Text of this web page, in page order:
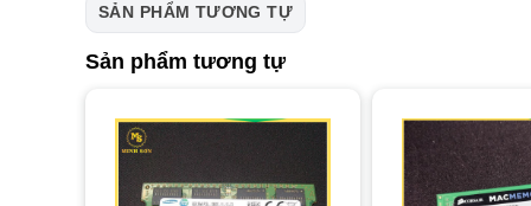
SẢN PHẨM TƯƠNG TỰ
Sản phẩm tương tự